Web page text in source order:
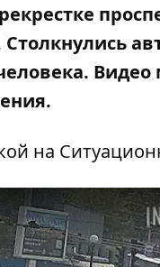
на